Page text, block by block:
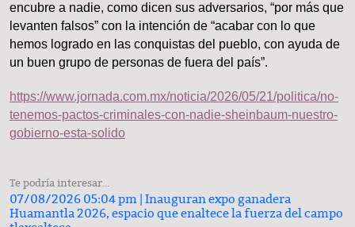
encubre a nadie, como dicen sus adversarios, “por más que
levanten falsos” con la intención de “acabar con lo que
hemos logrado en las conquistas del pueblo, con ayuda de
un buen grupo de personas de fuera del país”.
https://www.jornada.com.mx/noticia/2026/05/21/politica/no-
tenemos-pactos-criminales-con-nadie-sheinbaum-nuestro-
gobierno-esta-solido
Te podría interesar...
07/08/2026 05:04 pm | Inauguran expo ganadera
Huamantla 2026, espacio que enaltece la fuerza del campo